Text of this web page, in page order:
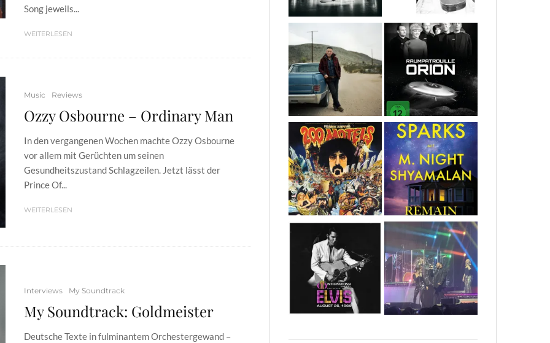
Song jeweils...
WEITERLESEN
Music Reviews
Ozzy Osbourne – Ordinary Man
In den vergangenen Wochen machte Ozzy Osbourne
vor allem mit Gerüchten um seinen
Gesundheitszustand Schlagzeilen. Jetzt lässt der
Prince Of...
WEITERLESEN
Interviews My Soundtrack
My Soundtrack: Goldmeister
Deutsche Texte in fulminantem Orchestergewand –